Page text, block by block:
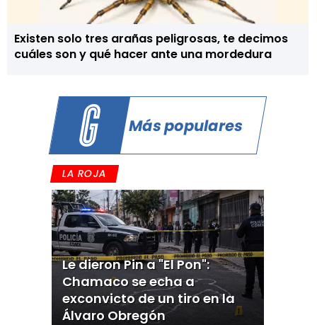
Existen solo tres arañas peligrosas, te decimos
cuáles son y qué hacer ante una mordedura
Más populares
LA ROJA
Le dieron Pin a "El Pon":
Chamaco se echa a
exconvicto de un tiro en la
Álvaro Obregón